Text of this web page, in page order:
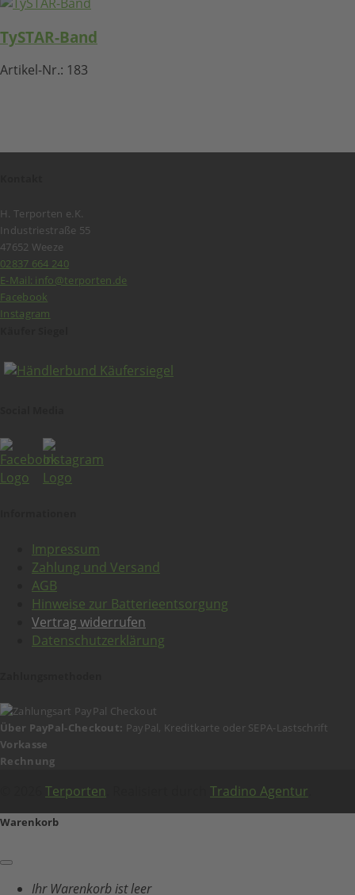
TySTAR-Band
Artikel-Nr.: 183
H. Terporten e.K.
Industriestraße 55
47652 Weeze
02837 664 240
E-Mail: info@terporten.de
Facebook
Instagram
Impressum
Zahlung und Versand
AGB
Hinweise zur Batterieentsorgung
Vertrag widerrufen
Datenschutzerklärung
Über PayPal-Checkout: PayPal, Kreditkarte oder SEPA-Lastschrift
Vorkasse
Rechnung
Terporten Tradino Agentur
Warenkorb
Ihr Warenkorb ist leer